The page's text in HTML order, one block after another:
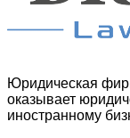
Юридическая
оказывает
иностранному